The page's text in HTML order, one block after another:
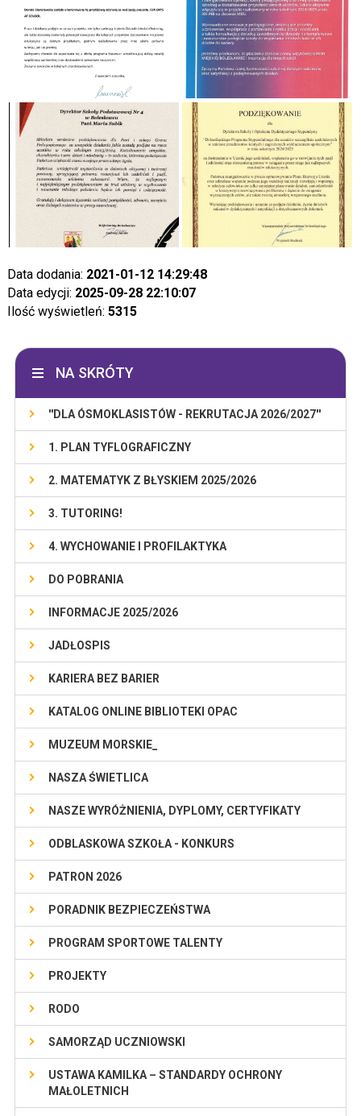
Data dodania: 2021-01-12 14:29:48
Data edycji: 2025-09-28 22:10:07
Ilość wyświetleń: 5315
NA SKRÓTY
''DLA ÓSMOKLASISTÓW - REKRUTACJA 2026/2027''
1. PLAN TYFLOGRAFICZNY
2. MATEMATYK Z BŁYSKIEM 2025/2026
3. TUTORING!
4. WYCHOWANIE I PROFILAKTYKA
DO POBRANIA
INFORMACJE 2025/2026
JADŁOSPIS
KARIERA BEZ BARIER
KATALOG ONLINE BIBLIOTEKI OPAC
MUZEUM MORSKIE_
NASZA ŚWIETLICA
NASZE WYRÓŻNIENIA, DYPLOMY, CERTYFIKATY
ODBLASKOWA SZKOŁA - KONKURS
PATRON 2026
PORADNIK BEZPIECZEŃSTWA
PROGRAM SPORTOWE TALENTY
PROJEKTY
RODO
SAMORZĄD UCZNIOWSKI
USTAWA KAMILKA – STANDARDY OCHRONY
MAŁOLETNICH